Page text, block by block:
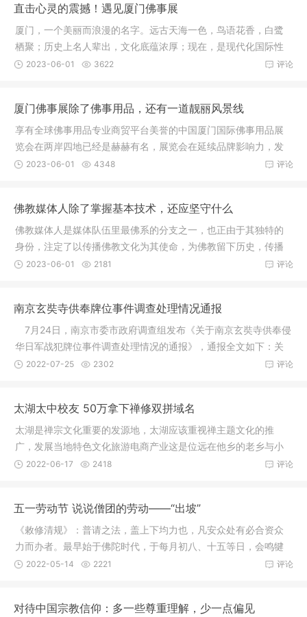
直击心灵的震撼！遇见厦门佛事展
厦门，一个美丽而浪漫的名字。远古天海一色，鸟语花香，白鹭
栖聚；历史上名人辈出，文化底蕴浓厚；现在，是现代化国际性
港口风景
评论
2023-06-01 3622
厦门佛事展除了佛事用品，还有一道靓丽风景线
享有全球佛事用品专业商贸平台美誉的中国厦门国际佛事用品展
览会在两岸四地已经是赫赫有名，展览会在延续品牌影响力，发
展新市场
评论
2023-06-01 4348
佛教媒体人除了掌握基本技术，还应坚守什么
佛教媒体人是媒体队伍里最佛系的分支之一，也正由于其独特的
身份，注定了以传播佛教文化为其使命，为佛教留下历史，传播
中华传统
评论
2023-06-01 2181
南京玄奘寺供奉牌位事件调查处理情况通报
7月24日，南京市委市政府调查组发布《关于南京玄奘寺供奉侵
华日军战犯牌位事件调查处理情况的通报》，通报全文如下：关
于南京
评论
2022-07-25 2302
太湖太中校友 50万拿下禅修双拼域名
太湖是禅宗文化重要的发源地，太湖应该重视禅主题文化的推
广，发展当地特色文化旅游电商产业这是位远在他乡的老乡与小
编我微信对
评论
2022-06-17 2418
五一劳动节 说说僧团的劳动——“出坡”
《敕修清规》：普请之法，盖上下均力也，凡安众处有必合资众
力而办者。最早始于佛陀时代，于每月初八、十五等日，会鸣犍
椎总集众
评论
2022-05-14 2221
对待中国宗教信仰：多一些尊重理解，少一点偏见